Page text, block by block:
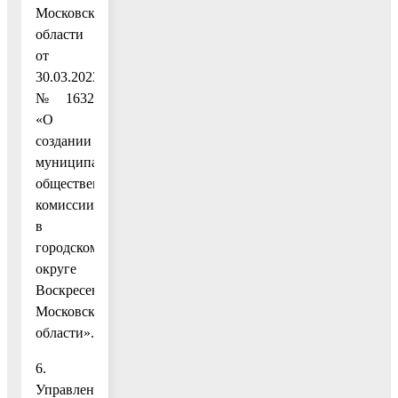
Московской
области
от
30.03.2023
№1632
«О
создании
муниципальной
общественной
комиссии
в
городском
округе
Воскресенск
Московской
области».
6.
Управлению